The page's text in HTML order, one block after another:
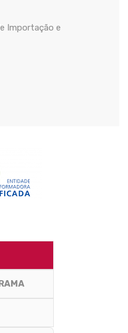
Importação e